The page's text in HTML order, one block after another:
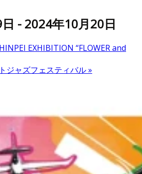
- 2024年10月20日
EXHIBITION “FLOWER and
ジャズフェスティバル»